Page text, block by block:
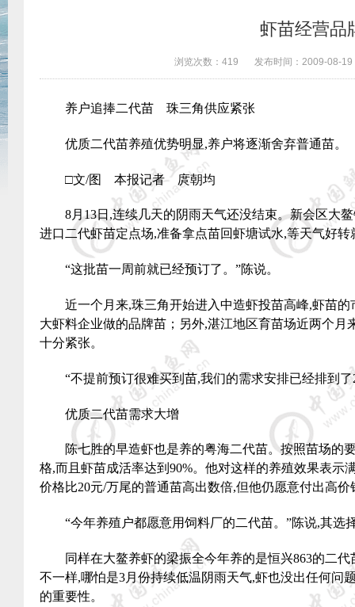
虾苗经营品
浏览次数： 419 发布时间： 2009-08-19
养户追捧二代苗 珠三角供应紧张
优质二代苗养殖优势明显,养户将逐渐舍弃普通苗。
□文/图 本报记者 庹朝均
8月13日 ,连续几天的阴雨天气还没结束。新会区大
进口二代虾苗定点场,准备拿点苗回虾塘试水,等天气好转
“这批苗一周前就已经预订了。”陈说。
近一个月来,珠三角开始进入中造虾投苗高峰,虾苗的
大虾料企业做的品牌苗；另外,湛江地区育苗场近两个月
十分紧张。
“不提前预订很难买到苗,我们的需求安排已经排到了
优质二代苗需求大增
陈七胜的早造虾也是养的粤海二代苗。按照苗场的
格,而且虾苗成活率达到 90%。他对这样的养殖效果表示
价格比20元/万尾的普通苗高出数倍,但他仍愿意付出高价
“今年养殖户都愿意用饲料厂的二代苗。”陈说,其选
同样在大鳌养虾的梁振全今年养的是恒兴863的二代
不一样,哪怕是3月份持续低温阴雨天气,虾也没出任何问
的重要性。